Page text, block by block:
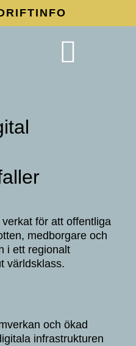
för att offentliga
medborgare och
i ett regionalt
världsklass.
och ökad
infrastrukturen